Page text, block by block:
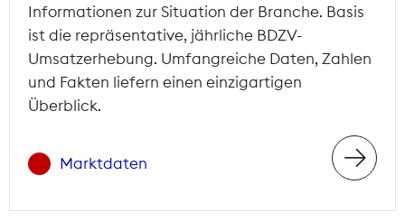
Informationen zur Situation der Branche. Basis
ist die repräsentative, jährliche BDZV-
Umsatzerhebung. Umfangreiche Daten, Zahlen
und Fakten liefern einen einzigartigen
Überblick.
Marktdaten